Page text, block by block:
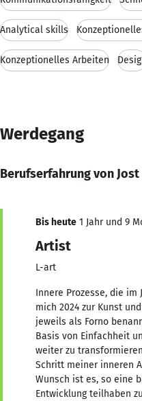
Analytical skills
Konzeptionelles Arbeiten
Werdegang
Berufserfahrung von Jost
Bis heute 1 Jahr und 9
Artist
L-art
Innere Prozesse, die im
mich 2024 zur Kunst
jeweils als Forno
Basis von Einfachheit
weiter zu
Schritt meiner inneren
Wunsch ist es, so eine
Entwicklung teilhaben